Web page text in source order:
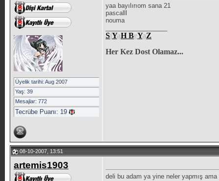
Üyelik tarihi: Aug 2007
Yaş: 39
Mesajlar: 772
Tecrübe Puanı: 19
yaa bayılırıom sana 21
pascalll
nouma
SiYaHBeYaZ
Her Kez Dost Olamaz...
08-10-2007, 13:51
artemis1903
deli bu adam ya yine neler yapmış